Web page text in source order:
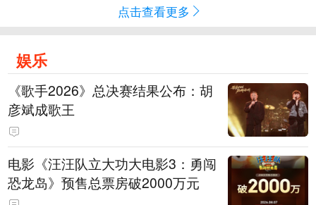
点击查看更多
娱乐
《歌手2026》总决赛结果公布：胡
彦斌成歌王
电影《汪汪队立大功大电影3：勇闯
恐龙岛》预售总票房破2000万元